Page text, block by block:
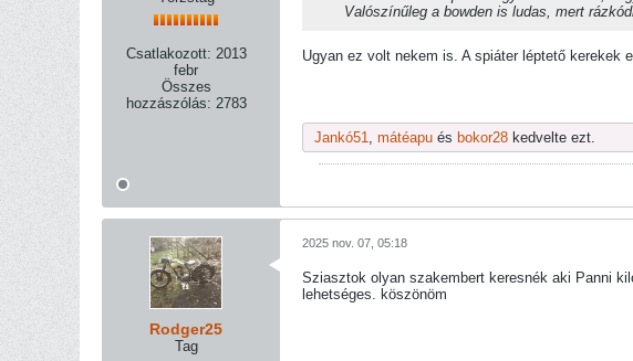
Csatlakozott: 2013
febr
Összes
hozzászólás: 2783
Valószínűleg a bowden is ludas, mert
Ugyan ez volt nekem is. A spiáter léptető kerekek
Jankó51, mátéapu és bokor28 kedvelte ezt.
Rodger25
Tag
2025 nov. 07, 05:18
Sziasztok olyan szakembert keresnék aki Panni
lehetséges. köszönöm